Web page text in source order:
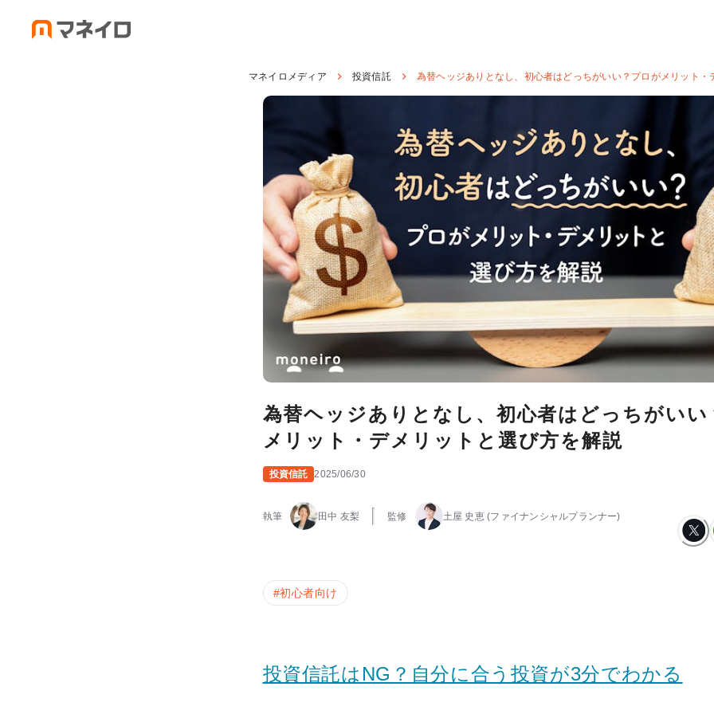
マネイロメディア 投資信託 為替ヘッジありとなし、初心者はどっちがいい？プロがメリット・
為替ヘッジありとなし、初心者はどっちがい
メリット・デメリットと選び方を解説
投資信託 2025/06/30
執筆 田中 友梨 監修 土屋 史恵(ファイナンシャルプランナー)
#初心者向け
投資信託はNG？自分に合う投資が3分でわかる